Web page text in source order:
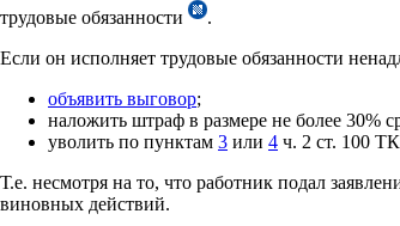
трудовые обязанности
.
Если он исполняет трудовые обязанности
объявить выговор;
наложить штраф в размере не более 30%
уволить по пунктам 3 или 4 ч. 2 ст. 100 ТК
Т.е. несмотря на то, что работник подал
виновных действий.